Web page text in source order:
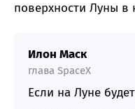
поверхности Луны в
Илон Маск
глава SpaceX
Если на Луне